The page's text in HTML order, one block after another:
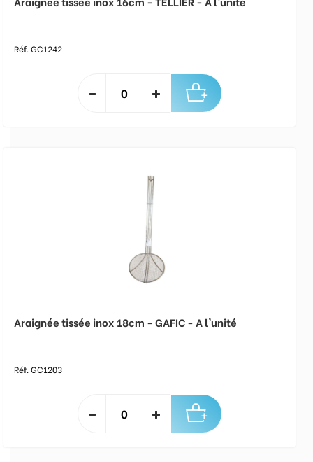
Réf. GC1242
Araignée tissée inox 18cm - GAFIC - A l'unité
Réf. GC1203